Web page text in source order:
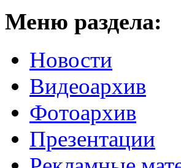
Меню раздела:
Новости
Видеоархив
Фотоархив
Презентации